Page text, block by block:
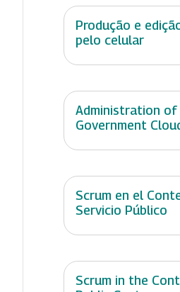
Produção e
pelo celular
Administration of
Government
Scrum en el
Servicio Público
Scrum in the